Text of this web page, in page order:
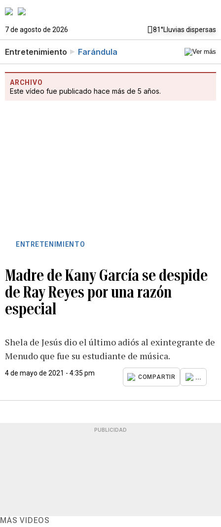
7 de agosto de 2026 81°Lluvias dispersas
Entretenimiento Farándula
ARCHIVO
Este vídeo fue publicado hace más de 5 años.
ENTRETENIMIENTO
Madre de Kany García se despide
de Ray Reyes por una razón
especial
Shela de Jesús dio el último adiós al exintegrante de
Menudo que fue su estudiante de música.
4 de mayo de 2021 - 4:35 pm
COMPARTIR ...
PUBLICIDAD
MÁS VIDEOS